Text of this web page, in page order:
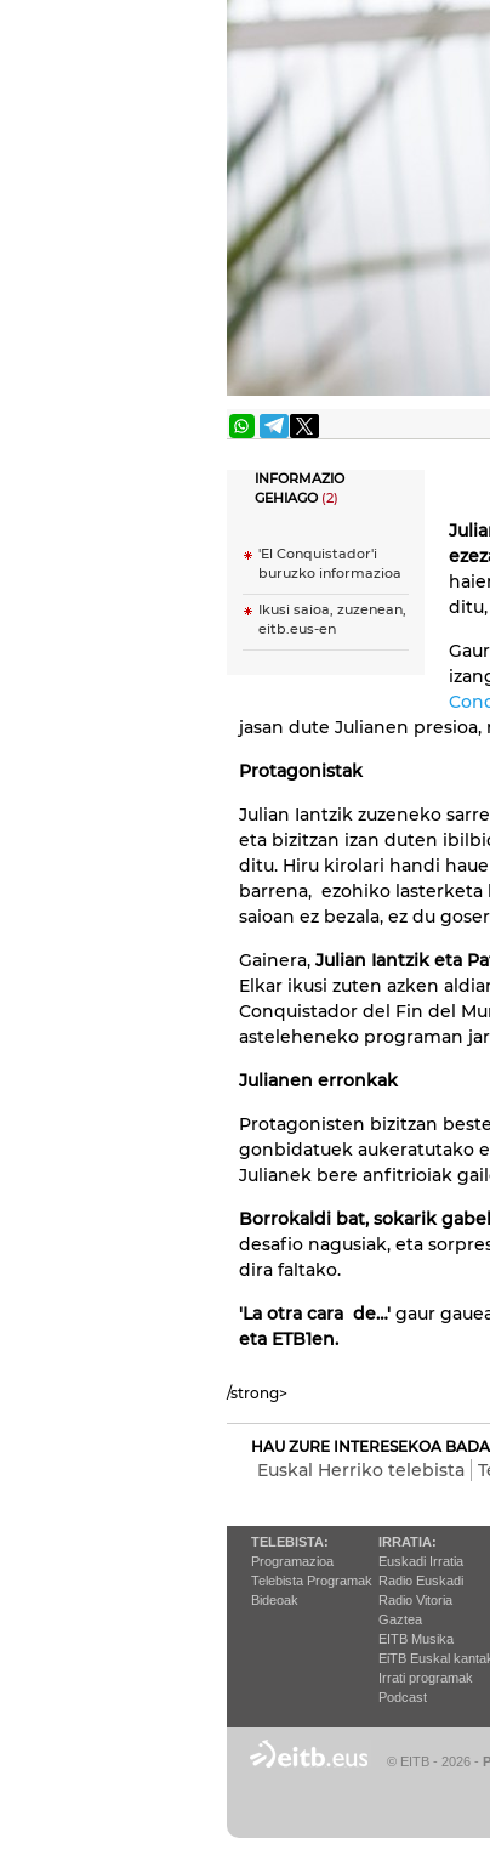
INFORMAZIO
GEHIAGO(2)
'El Conquistador'i
buruzko informazioa
Ikusi saioa, zuzenean,
eitb.eus-en
ditu,
jasan dute Julianen
Protagonistak
Julian Iantzik zuzeneko
eta bizitzan izan duten
ditu. Hiru kirolari handi
barrena, ezohiko lasterketa
saioan ez bezala, ez du
Gainera, Julian Iantzik eta
Elkar ikusi zuten azken
Conquistador del Fin del
asteleheneko programan
Julianen erronkak
Protagonisten bizitzan
gonbidatuek aukeratutako
Julianek bere anfitrioiak
Borrokaldi bat, sokarik
desafio nagusiak, eta
dira faltako.
'La otra cara de…' gaur
eta ETB1en.
/strong>
HAU ZURE INTERESEKOA
Euskal Herriko telebista
TELEBISTA:
Programazioa
Telebista Programak
Bideoak
IRRATIA:
Euskadi Irratia
Radio Euskadi
Radio Vitoria
Gaztea
EITB Musika
EiTB Euskal
Irrati programak
Podcast
© EITB - 2026 -